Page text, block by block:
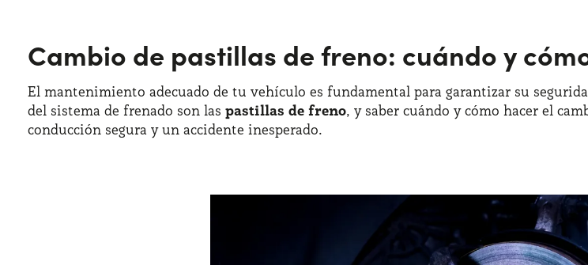
Cambio de pastillas de freno: cuándo y
El mantenimiento adecuado de tu vehículo es fundamental para garantizar su
del sistema de frenado son las pastillas de freno, y saber cuándo y cómo hacer el
conducción segura y un accidente inesperado.